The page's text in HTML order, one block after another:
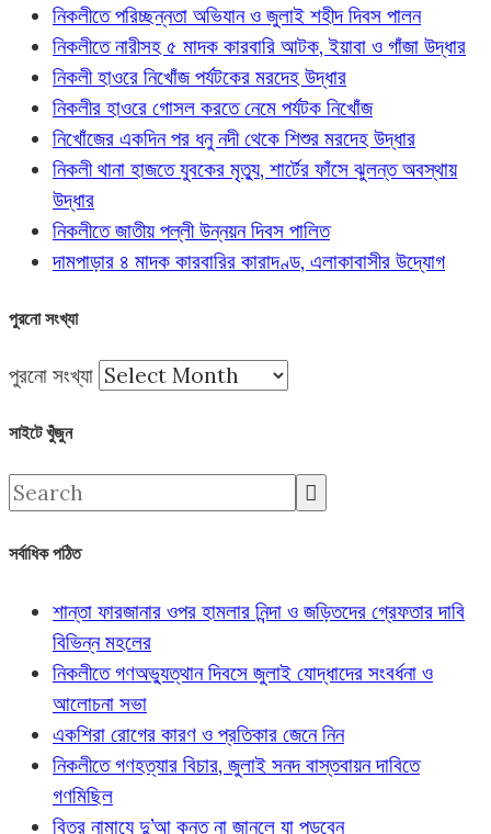
নিকলীতে পরিচ্ছন্নতা অভিযান ও জুলাই শহীদ দিবস পালন
নিকলীতে নারীসহ ৫ মাদক কারবারি আটক, ইয়াবা ও গাঁজা উদ্ধার
নিকলী হাওরে নিখোঁজ পর্যটকের মরদেহ উদ্ধার
নিকলীর হাওরে গোসল করতে নেমে পর্যটক নিখোঁজ
নিখোঁজের একদিন পর ধনু নদী থেকে শিশুর মরদেহ উদ্ধার
নিকলী থানা হাজতে যুবকের মৃত্যু, শার্টের ফাঁসে ঝুলন্ত অবস্থায়
উদ্ধার
নিকলীতে জাতীয় পল্লী উন্নয়ন দিবস পালিত
দামপাড়ার ৪ মাদক কারবারির কারাদণ্ড, এলাকাবাসীর উদ্যোগ
পুরনো সংখ্যা
পুরনো সংখ্যা
সাইটে খুঁজুন
সর্বাধিক পঠিত
শান্তা ফারজানার ওপর হামলার নিন্দা ও জড়িতদের গ্রেফতার দাবি
বিভিন্ন মহলের
নিকলীতে গণঅভ্যুত্থান দিবসে জুলাই যোদ্ধাদের সংবর্ধনা ও
আলোচনা সভা
একশিরা রোগের কারণ ও প্রতিকার জেনে নিন
নিকলীতে গণহত্যার বিচার, জুলাই সনদ বাস্তবায়ন দাবিতে
গণমিছিল
বিতর নামাযে দু’আ কুনুত না জানলে যা পড়বেন